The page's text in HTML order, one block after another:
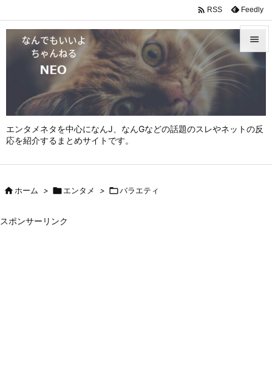
エンタメネタを中心になんJ、なんGなどの話題のスレやネットの反
応を紹介するまとめサイトです。



 RSS Feedly
ホーム > エンタメ > バラエティ
スポンサーリンク